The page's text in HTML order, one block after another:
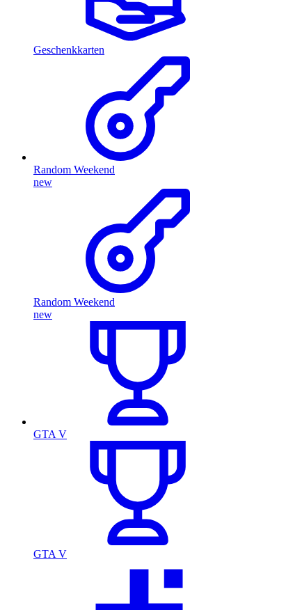
Geschenkkarten
Random Weekend
new
Random Weekend
new
GTA V
GTA V